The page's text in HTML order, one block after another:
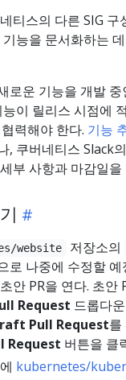
티스의 다른 SIG 구
능을 문서화하는
로운 기능을 개발 중
이 릴리스 시점에
력해야 한다. 기능
, 쿠버네티스 Slack의
부 사항과 마감일을
website 저장소의
로 나중에 수정할
안 PR을 연다. 초안
Request 드롭다
Pull Request를
Request 버튼을 클
kubernetes/